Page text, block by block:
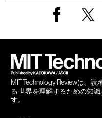
MIT Technology Reviewは、
る 世界を理解するための知
す。